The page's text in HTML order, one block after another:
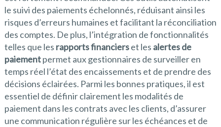
le suivi des paiements échelonnés, réduisant ainsi les
risques d’erreurs humaines et facilitant la réconciliation
des comptes. De plus, l’intégration de fonctionnalités
telles que les rapports financierset les alertes de
paiementpermet aux gestionnaires de surveiller en
temps réel l’état des encaissements et de prendre des
décisions éclairées. Parmi les bonnes pratiques, il est
essentiel de définir clairement les modalités de
paiement dans les contrats avec les clients, d’assurer
une communication régulière sur les échéances et de